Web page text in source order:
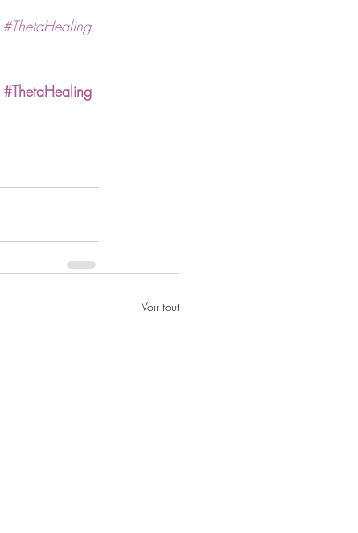
#ThetaHealing
#ThetaHealing
Voir tout